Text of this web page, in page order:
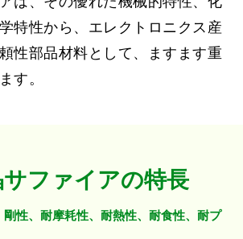
特性から、エレクトロニクス産
性部品材料として、ますます重
す。
ファイアの特長
剛性、耐摩耗性、耐熱性、耐食性、耐プ